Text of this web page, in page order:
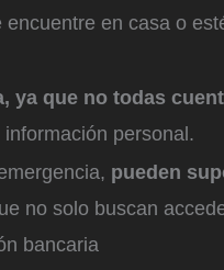
encuentre en casa o
ya que no todas
información personal.
pueden
no solo buscan
bancaria